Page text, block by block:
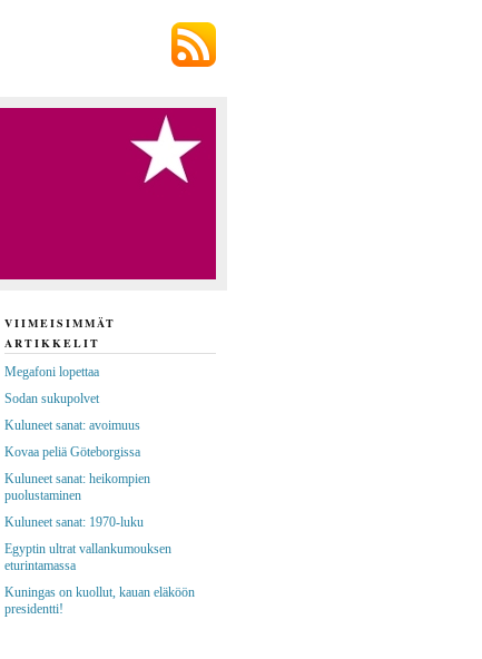
VIIMEISIMMÄT
ARTIKKELIT
Megafoni lopettaa
Sodan sukupolvet
Kuluneet sanat: avoimuus
Kovaa peliä Göteborgissa
Kuluneet sanat: heikompien
puolustaminen
Kuluneet sanat: 1970-luku
Egyptin ultrat vallankumouksen
eturintamassa
Kuningas on kuollut, kauan eläköön
presidentti!